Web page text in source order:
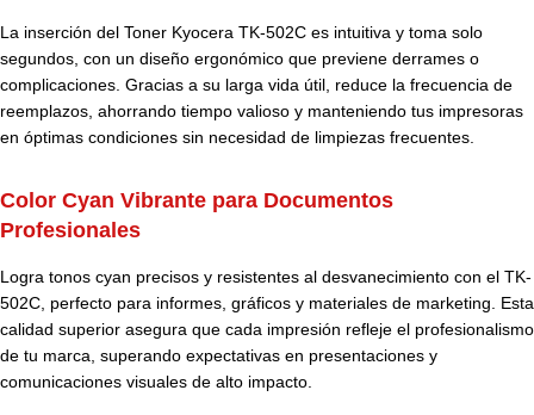
La inserción del Toner Kyocera TK-502C es intuitiva y toma solo
segundos, con un diseño ergonómico que previene derrames o
complicaciones. Gracias a su larga vida útil, reduce la frecuencia de
reemplazos, ahorrando tiempo valioso y manteniendo tus impresoras
en óptimas condiciones sin necesidad de limpiezas frecuentes.
Color Cyan Vibrante para Documentos
Profesionales
Logra tonos cyan precisos y resistentes al desvanecimiento con el TK-
502C, perfecto para informes, gráficos y materiales de marketing. Esta
calidad superior asegura que cada impresión refleje el profesionalismo
de tu marca, superando expectativas en presentaciones y
comunicaciones visuales de alto impacto.